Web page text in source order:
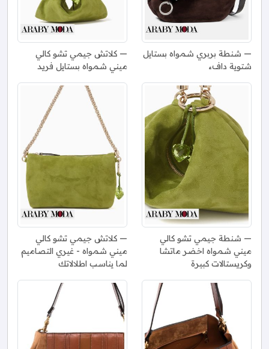
شنطة بربري شمواه بستايل
شتوية دافء
كلاتش جيمي تشو كالي
ميني شمواه بستايل فريد
شنطة جيمي تشو كالي
ميني شمواه اخضر ماتشا
وكريستالات كبيرة
كلاتش جيمي تشو كالي
ميني شمواه - غيري التصاميم
لما يناسب اطلالاتك